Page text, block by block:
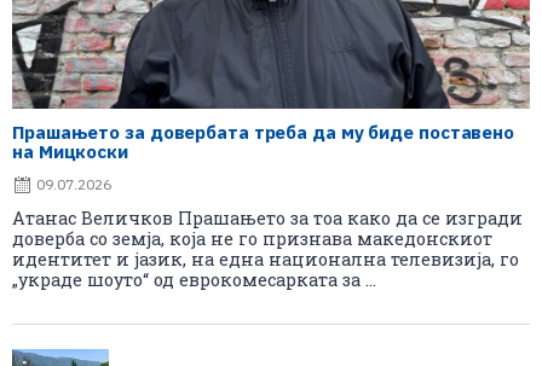
Прашањето за довербата треба да му биде поставено
на Мицкоски
09.07.2026
Атанас Величков Прашањето за тоа како да се изгради
доверба со земја, која не го признава македонскиот
идентитет и јазик, на една национална телевизија, го
„украде шоуто“ од еврокомесарката за ...